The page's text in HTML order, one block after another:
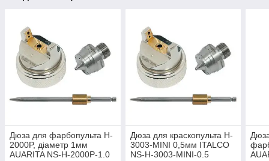
Дюза для фарбопульта H-
2000P, діаметр 1мм
AUARITA NS-H-2000P-1.0
Дюза для краскопульта H-
3003-MINI 0,5мм ITALCO
NS-H-3003-MINI-0.5